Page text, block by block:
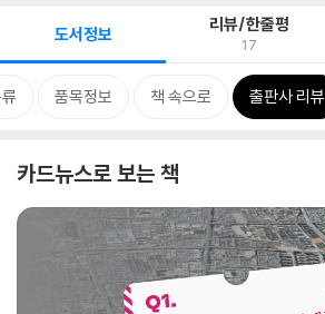
도서정보 리뷰/한줄평
17
품목정보 책 속으로 출판사 리뷰
카드뉴스로 보는 책